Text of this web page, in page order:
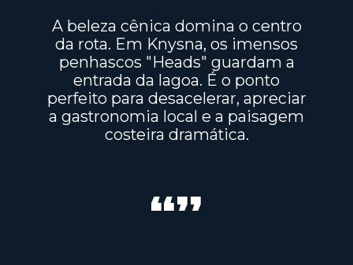
A beleza cênica domina o centro
da rota. Em Knysna, os imensos
penhascos "Heads" guardam a
entrada da lagoa. É o ponto
perfeito para desacelerar, apreciar
a gastronomia local e a paisagem
costeira dramática.
“”